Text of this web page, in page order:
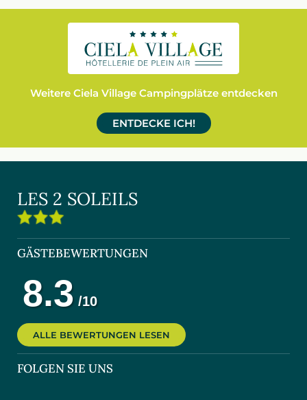
Weitere Ciela Village Campingplätze entdecken
ENTDECKE ICH!
LES 2 SOLEILS
GÄSTEBEWERTUNGEN
ALLE BEWERTUNGEN LESEN
FOLGEN SIE UNS